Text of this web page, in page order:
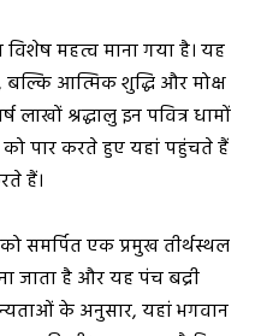
विशेष महत्व माना गया है। यह
बल्कि आत्मिक शुद्धि और मोक्ष
लाखों श्रद्धालु इन पवित्र धामों
को पार करते हुए यहां पहुंचते हैं
हैं।
समर्पित एक प्रमुख तीर्थस्थल
जाता है और यह पंच बद्री
के अनुसार, यहां भगवान